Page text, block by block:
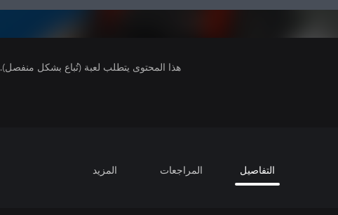
هذا المحتوى يتطلب لعبة (تُباع بشكل منفصل).
التفاصيل المراجعات المزيد